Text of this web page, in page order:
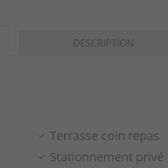
DESCRIPTION
Terrasse coin repas
Stationnement privé